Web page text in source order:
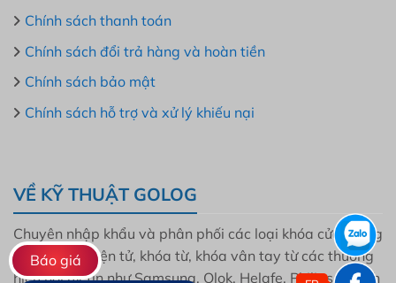
Chính sách thanh toán
Chính sách đổi trả hàng và hoàn tiền
Chính sách bảo mật
Chính sách hỗ trợ và xử lý khiếu nại
VỀ KỸ THUẬT GOLOG
Chuyên nhập khẩu và phân phối các loại khóa cửa thông
minh, khóa điện tử, khóa từ, khóa vân tay từ các thương
hiệu nổi uy tín như Samsung, Olok, Helafe, Philips, Bosch
Báo giá